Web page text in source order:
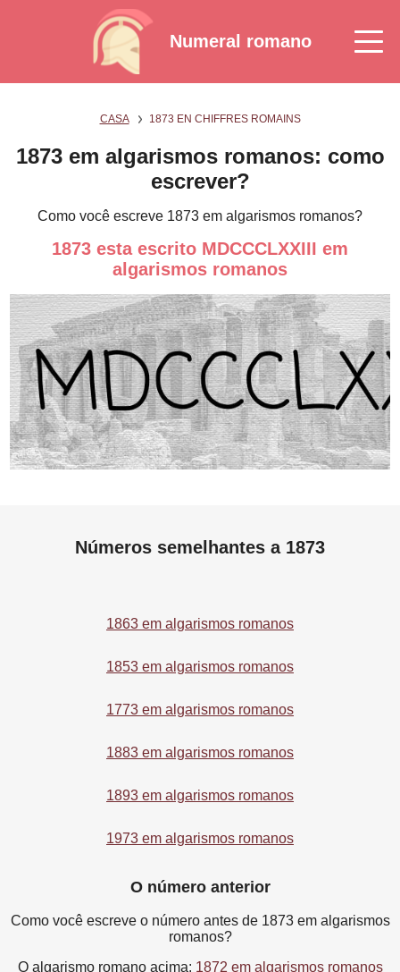
Numeral romano
CASA 1873 EN CHIFFRES ROMAINS
1873 em algarismos romanos: como
escrever?
Como você escreve 1873 em algarismos romanos?
1873 esta escrito MDCCCLXXIII em
algarismos romanos
Números semelhantes a 1873
1863 em algarismos romanos
1853 em algarismos romanos
1773 em algarismos romanos
1883 em algarismos romanos
1893 em algarismos romanos
1973 em algarismos romanos
O número anterior
Como você escreve o número antes de 1873 em algarismos
romanos?
O algarismo romano acima: 1872 em algarismos romanos